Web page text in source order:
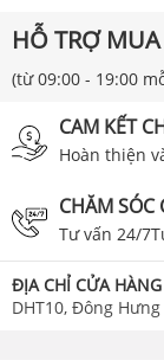
HỖ TRỢ
(từ 09:00 - 19:00
CAM KẾT
Hoàn thiện
CHĂM
Tư vấn 24/
ĐỊA CHỈ CỬA HÀNG
DHT10, Đông